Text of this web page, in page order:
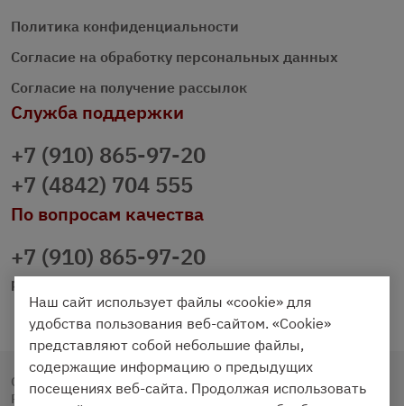
Политика конфиденциальности
Согласие на обработку персональных данных
Согласие на получение рассылок
Служба поддержки
+7 (910) 865-97-20
+7 (4842) 704 555
По вопросам качества
+7 (910) 865-97-20
prazdnichniy40@palmi.ru
Copyright © 2020 - 2026. Праздничный Стол.
Разработка и продвижение - Vegas Studio
Наш сайт использует файлы «cookie» для
удобства пользования веб-сайтом. «Cookie»
представляют собой небольшие файлы,
содержащие информацию о предыдущих
посещениях веб-сайта. Продолжая использовать